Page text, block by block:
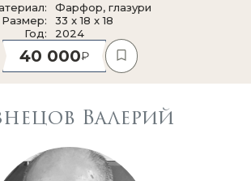
Фарфор, глазури
Размер
33 x 18 x 18
Год
2024
40 000
Валерий